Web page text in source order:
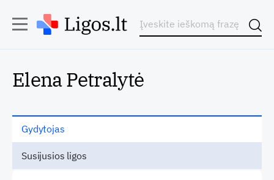
Elena Petralytė
Gydytojas
Susijusios ligos